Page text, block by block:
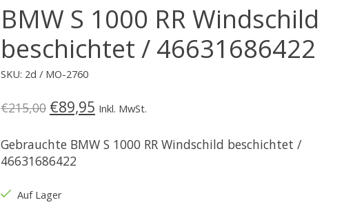
BMW S 1000 RR Windschild
beschichtet / 46631686422
SKU: 2d / MO-2760
€215,00 €89,95 Inkl. MwSt.
Gebrauchte BMW S 1000 RR Windschild beschichtet /
46631686422
Auf Lager